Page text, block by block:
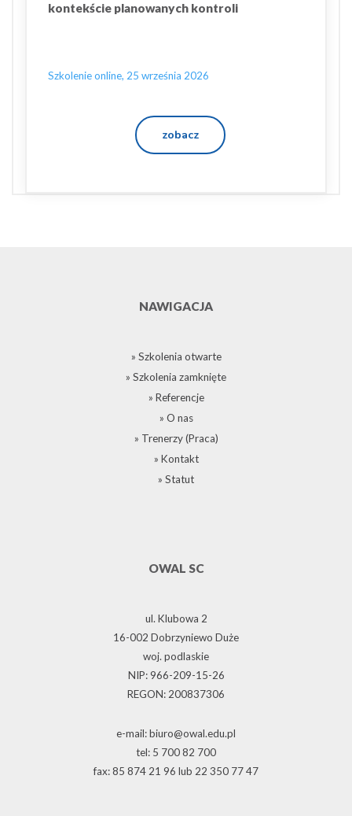
kontekście planowanych kontroli
Szkolenie online, 25 września 2026
zobacz
NAWIGACJA
» Szkolenia otwarte
» Szkolenia zamknięte
» Referencje
» O nas
» Trenerzy (Praca)
» Kontakt
» Statut
OWAL SC
ul. Klubowa 2
16-002 Dobrzyniewo Duże
woj. podlaskie
NIP: 966-209-15-26
REGON: 200837306
e-mail: biuro@owal.edu.pl
tel: 5 700 82 700
fax: 85 874 21 96 lub 22 350 77 47